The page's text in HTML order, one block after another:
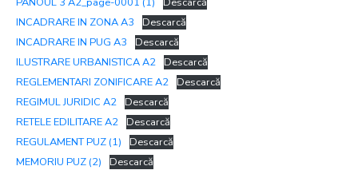
INCADRARE IN ZONA A3
Descarcă
INCADRARE IN PUG A3
Descarcă
ILUSTRARE URBANISTICA A2
Descarcă
REGLEMENTARI ZONIFICARE A2
Descarcă
REGIMUL JURIDIC A2
Descarcă
RETELE EDILITARE A2
Descarcă
REGULAMENT PUZ (1)
Descarcă
MEMORIU PUZ (2)
Descarcă